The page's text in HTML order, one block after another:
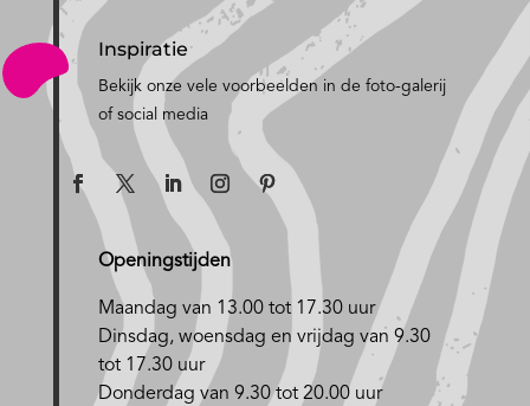
Inspiratie
Bekijk onze vele voorbeelden in de foto-galerij
of social media
Openingstijden
Maandag van 13.00 tot 17.30 uur
Dinsdag, woensdag en vrijdag van 9.30
tot 17.30 uur
Donderdag van 9.30 tot 20.00 uur